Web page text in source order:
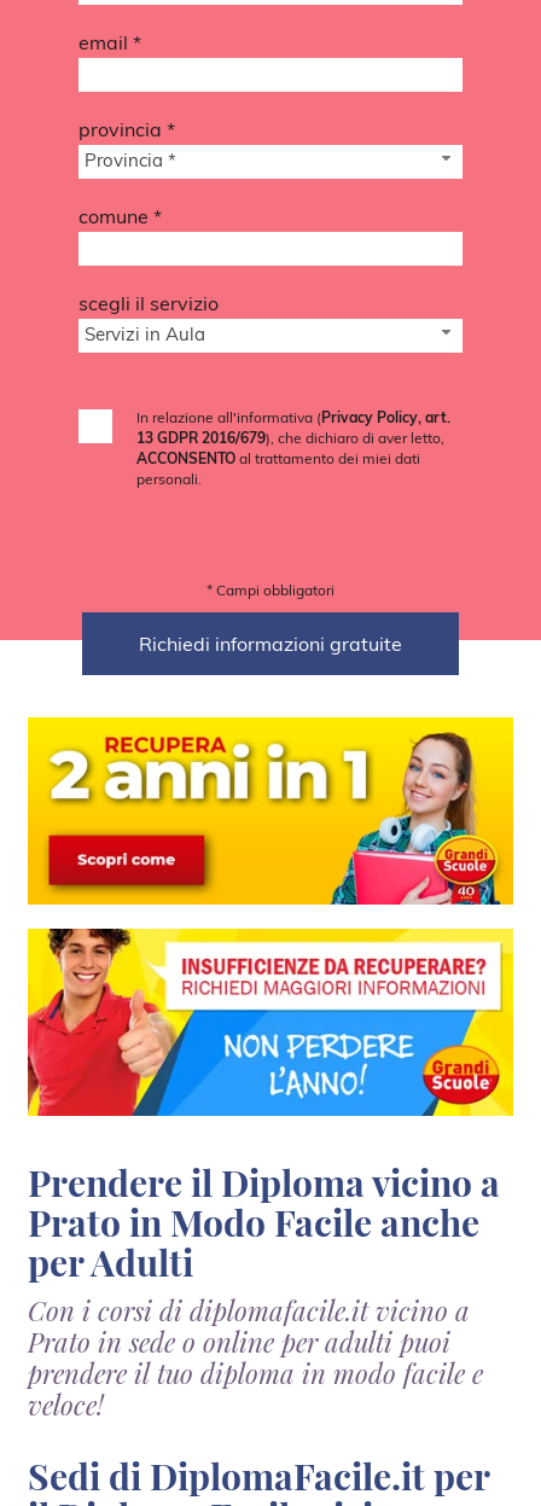
email *
provincia *
Provincia *
comune *
scegli il servizio
Servizi in Aula
In relazione all'informativa (Privacy Policy, art.
13 GDPR 2016/679), che dichiaro di aver letto,
ACCONSENTO al trattamento dei miei dati
personali.
* Campi obbligatori
Prendere il Diploma vicino a
Prato in Modo Facile anche
per Adulti
Con i corsi di diplomafacile.it vicino a
Prato in sede o online per adulti puoi
prendere il tuo diploma in modo facile e
veloce!
Sedi di DiplomaFacile.it per